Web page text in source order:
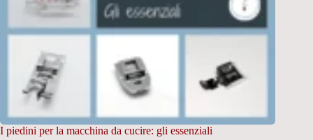
I piedini per la macchina da cucire: gli essenziali